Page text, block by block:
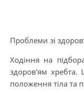
Проблеми зі
Ходіння на
здоров’ям
положення тіла та